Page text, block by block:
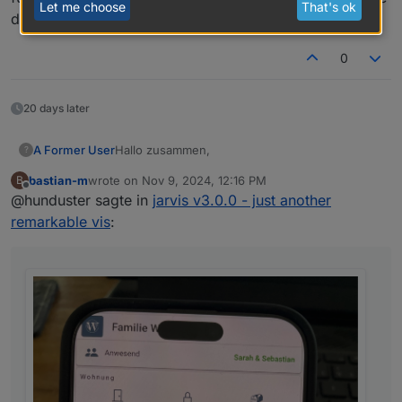
dir!
0
20 days later
? A Former UserHallo zusammen,
ich hab mal eine saudumme Frage:
B
Offline
bastian-mwrote on Nov 9, 2024, 12:16 PM
last edited by
@hunduster sagte in jarvis v3.0.0 - just another
remarkable vis:
Let me choose That's ok